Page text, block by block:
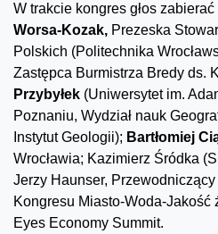
W trakcie kongres głos
Worsa-Kozak, Prezeska
Polskich (Politechnika
Zastępca Burmistrza Bredy ds.
Przybyłek (Uniwersytet im.
Poznaniu, Wydział nauk
Instytut Geologii); Bartłomiej
Wrocławia; Kazimierz Śródka
Jerzy Haunser,
Kongresu Miasto-Woda-Jakość
Eyes Economy Summit.